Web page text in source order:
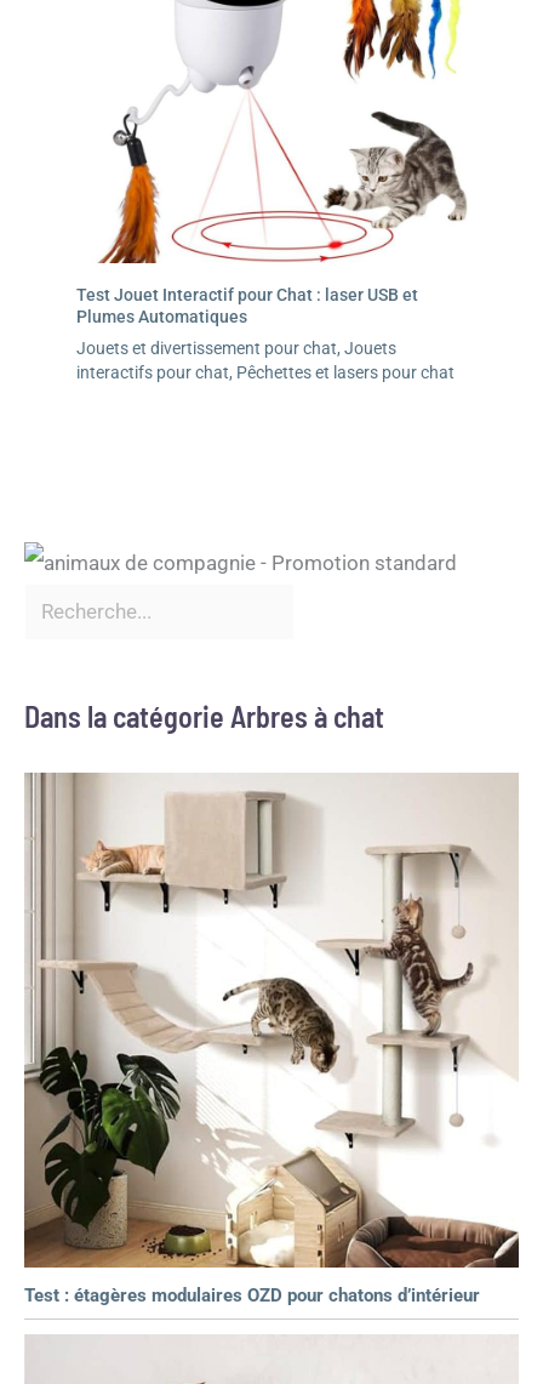
Test Jouet Interactif pour Chat : laser USB et
Plumes Automatiques
Jouets et divertissement pour chat, Jouets
interactifs pour chat, Pêchettes et lasers pour chat
Dans la catégorie Arbres à chat
Test : étagères modulaires OZD pour chatons d’intérieur